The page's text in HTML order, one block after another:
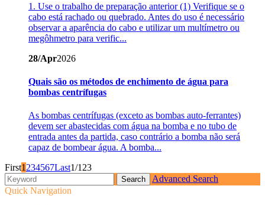
1. Use o trabalho de preparação anterior (1) Verifique se o
cabo está rachado ou quebrado. Antes do uso é necessário
observar a aparência do cabo e utilizar um multímetro ou
megôhmetro para verific...
28/Apr2026
Quais são os métodos de enchimento de água para
bombas centrífugas
As bombas centrífugas (exceto as bombas auto-ferrantes)
devem ser abastecidas com água na bomba e no tubo de
entrada antes da partida, caso contrário a bomba não será
capaz de bombear água. A bomba...
First1 234567Last1/123
Advanced Search
Quick Navigation